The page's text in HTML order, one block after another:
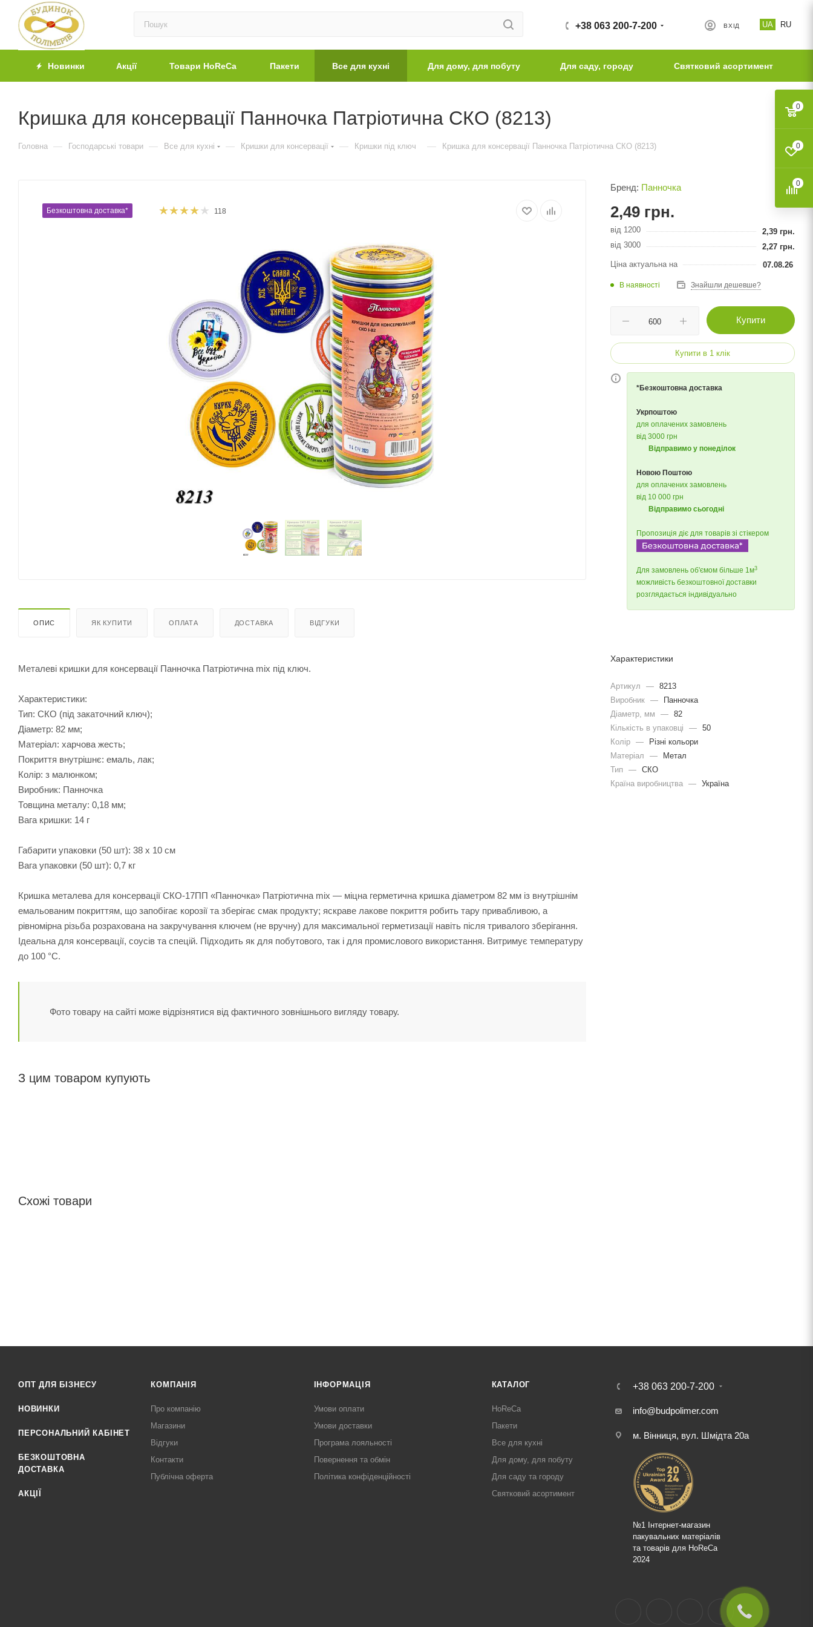
UA RU
ВХІД
+38 063 200-7-200
Новинки Акції Товари HoReCa Пакети Все для кухні Для дому, для побуту Для саду, городу Святковий асортимент
Кришка для консервації Панночка Патріотична СКО (8213)
Головна — Господарські товари — Все для кухні — Кришки для консервації — Кришки під ключ — Кришка для консервації Панночка Патріотична СКО (8213)
Безкоштовна доставка* 118
ОПИС ЯК КУПИТИ ОПЛАТА ДОСТАВКА ВІДГУКИ
Металеві кришки для консервації Панночка Патріотична mix під ключ.
Характеристики:
Тип: СКО (під закаточний ключ);
Діаметр: 82 мм;
Матеріал: харчова жесть;
Покриття внутрішнє: емаль, лак;
Колір: з малюнком;
Виробник: Панночка
Товщина металу: 0,18 мм;
Вага кришки: 14 г
Габарити упаковки (50 шт): 38 х 10 см
Вага упаковки (50 шт): 0,7 кг
Кришка металева для консервації СКО-17ПП «Панночка» Патріотична mix — міцна герметична кришка діаметром 82 мм із внутрішнім
емальованим покриттям, що запобігає корозії та зберігає смак продукту; яскраве лакове покриття робить тару привабливою, а
рівномірна різьба розрахована на закручування ключем (не вручну) для максимальної герметизації навіть після тривалого зберігання.
Ідеальна для консервації, соусів та спецій. Підходить як для побутового, так і для промислового використання. Витримує температуру
до 100 °C.
Фото товару на сайті може відрізнятися від фактичного зовнішнього вигляду товару.
З цим товаром купують
Схожі товари
Бренд: Панночка
2,49 грн.
від 1200 2,39 грн.
від 3000
2,27 грн.
Ціна актуальна на
07.08.26
В наявності Знайшли дешевше?
Купити
Купити в 1 клік
*Безкоштовна доставка
Укрпоштою
для оплачених замовлень
від 3000 грн
Відправимо у понеділок
Новою Поштою
для оплачених замовлень
від 10 000 грн
Відправимо сьогодні
Пропозиція діє для товарів зі стікером
Для замовлень об'ємом більше 1м3
можливість безкоштовної доставки
розглядається індивідуально
Характеристики
Артикул — 8213
Виробник —
Панночка
Діаметр, мм
— 82
Кількість в упаковці
— 50
Колір —
Різні кольори
Матеріал
—
Метал
Тип
— СКО
Країна виробництва — Україна
ОПТ ДЛЯ БІЗНЕСУ
НОВИНКИ
ПЕРСОНАЛЬНИЙ КАБІНЕТ
БЕЗКОШТОВНА
ДОСТАВКА
АКЦІЇ
КОМПАНІЯ
Про компанію
Магазини
Відгуки
Контакти
Публічна оферта
ІНФОРМАЦІЯ
Умови оплати
Умови доставки
Програма лояльності
Повернення та обмін
Політика конфіденційності
КАТАЛОГ
HoReCa
Пакети
Все для кухні
Для дому, для побуту
Для саду та городу
Святковий асортимент
+38 063 200-7-200
info@budpolimer.com
м. Вінниця, вул. Шмідта 20а
№1 Інтернет-магазин
пакувальних матеріалів
та товарів для HoReCa
2024
0
0
0